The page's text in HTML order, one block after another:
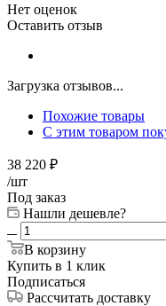
Нет оценок
Оставить отзыв
Загрузка отзывов...
Похожие товары
С этим товаром
38 220 ₽
/шт
Под заказ
Нашли дешевле?
В корзину
Купить в 1 клик
Подписаться
Рассчитать доставку